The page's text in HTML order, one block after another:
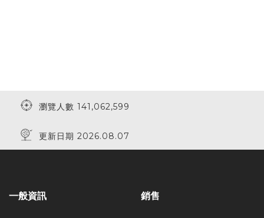
瀏覽人數 141,062,599
更新日期 2026.08.07
一般資訊 銷售